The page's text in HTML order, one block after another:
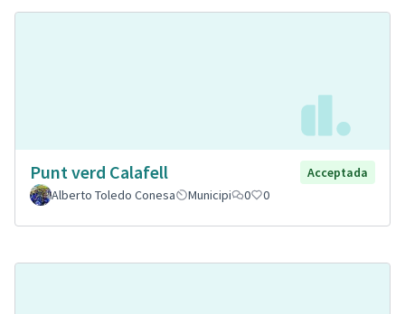
Punt verd Calafell
Acceptada
Alberto Toledo Conesa
Municipi 0 0